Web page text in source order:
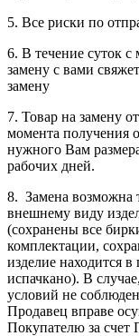
5. Все риски по
6. В течение суток с
замену с вами
замену
7. Товар на замену
момента получения
нужного Вам
рабочих дней.
8. Замена возможна
внешнему виду
(сохранены все
комплектации,
изделие находится
испачкано). В
условий не
Продавец вправе
Покупателю за счет